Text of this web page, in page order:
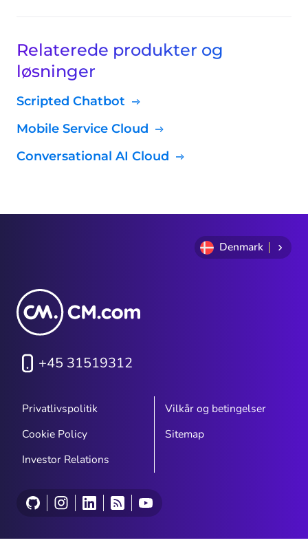
Relaterede produkter og
løsninger
Scripted Chatbot
Mobile Service Cloud
Conversational AI Cloud
Denmark
+45 31519312
Privatlivspolitik
Vilkår og betingelser
Cookie Policy
Sitemap
Investor Relations